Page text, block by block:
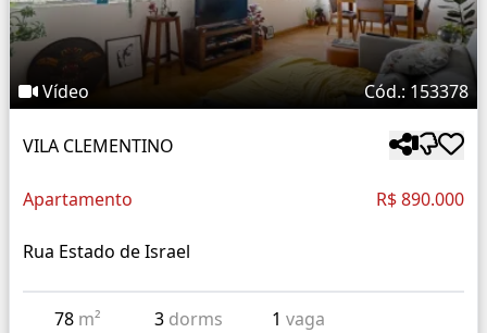
Vídeo Cód.: 153378
VILA CLEMENTINO
Apartamento R$ 890.000
Rua Estado de Israel
78 m² 3 dorms 1vaga